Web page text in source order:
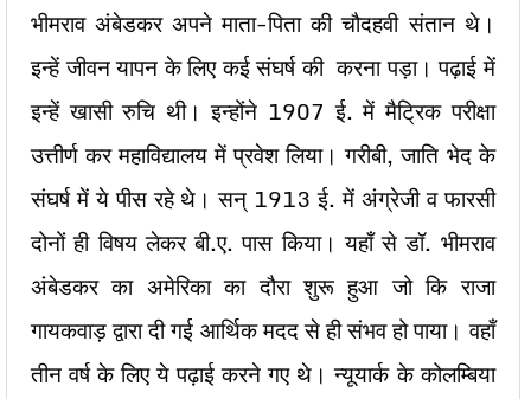
भीमराव अंबेडकर अपने माता-पिता की चौदहवी संतान थे।
इन्हें जीवन यापन के लिए कई संघर्ष की करना पड़ा। पढ़ाई में
इन्हें खासी रुचि थी। इन्होंने 1907 ई. में मैट्रिक परीक्षा
उत्तीर्ण कर महाविद्यालय में प्रवेश लिया। गरीबी, जाति भेद के
संघर्ष में ये पीस रहे थे। सन् 1913 ई. में अंग्रेजी व फारसी
दोनों ही विषय लेकर बी.ए. पास किया। यहाँ से डॉ. भीमराव
अंबेडकर का अमेरिका का दौरा शुरू हुआ जो कि राजा
गायकवाड़ द्वारा दी गई आर्थिक मदद से ही संभव हो पाया। वहाँ
तीन वर्ष के लिए ये पढ़ाई करने गए थे। न्यूयार्क के कोलम्बिया